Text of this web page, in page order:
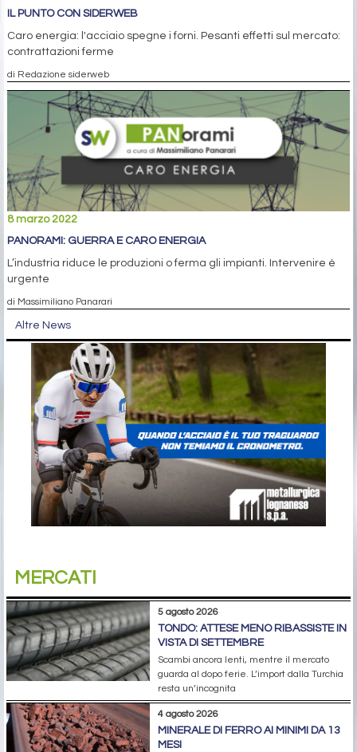
IL PUNTO CON SIDERWEB
Caro energia: l'acciaio spegne i forni. Pesanti effetti sul mercato:
contrattazioni ferme
di Redazione siderweb
8 marzo 2022
PANORAMI: GUERRA E CARO ENERGIA
L’industria riduce le produzioni o ferma gli impianti. Intervenire è
urgente
di Massimiliano Panarari
Altre News
MERCATI
5 agosto 2026
TONDO: ATTESE MENO RIBASSISTE IN
VISTA DI SETTEMBRE
Scambi ancora lenti, mentre il mercato
guarda al dopo ferie. L’import dalla Turchia
resta un’incognita
4 agosto 2026
MINERALE DI FERRO AI MINIMI DA 13
MESI